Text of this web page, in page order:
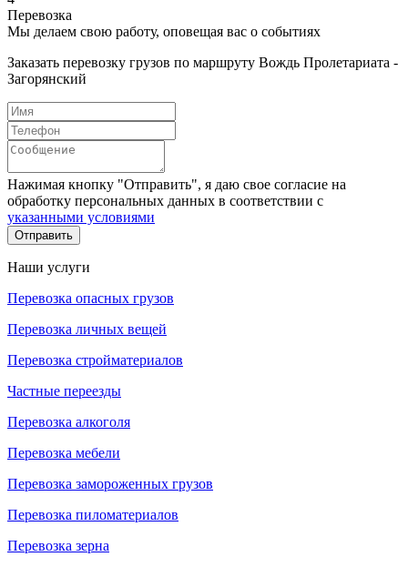
Перевозка
Мы делаем свою работу, оповещая вас о событиях
Заказать перевозку грузов по маршруту Вождь Пролетариата -
Загорянский
Нажимая кнопку "Отправить", я даю свое согласие на
обработку персональных данных в соответствии с
указанными условиями
Отправить
Наши услуги
Перевозка опасных грузов
Перевозка личных вещей
Перевозка стройматериалов
Частные переезды
Перевозка алкоголя
Перевозка мебели
Перевозка замороженных грузов
Перевозка пиломатериалов
Перевозка зерна